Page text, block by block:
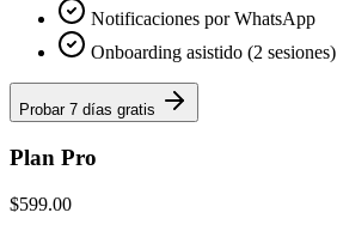
Notificaciones por WhatsApp
Onboarding asistido (2 sesiones)
Probar 7 días gratis
Plan Pro
$599.00